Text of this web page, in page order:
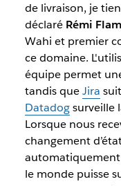
de livraison, je
déclaré Rémi
Wahi et premier
ce domaine.
équipe permet
tandis queJira
Datadogsurveille
Lorsque nous
changement
automatiquement
le monde puisse